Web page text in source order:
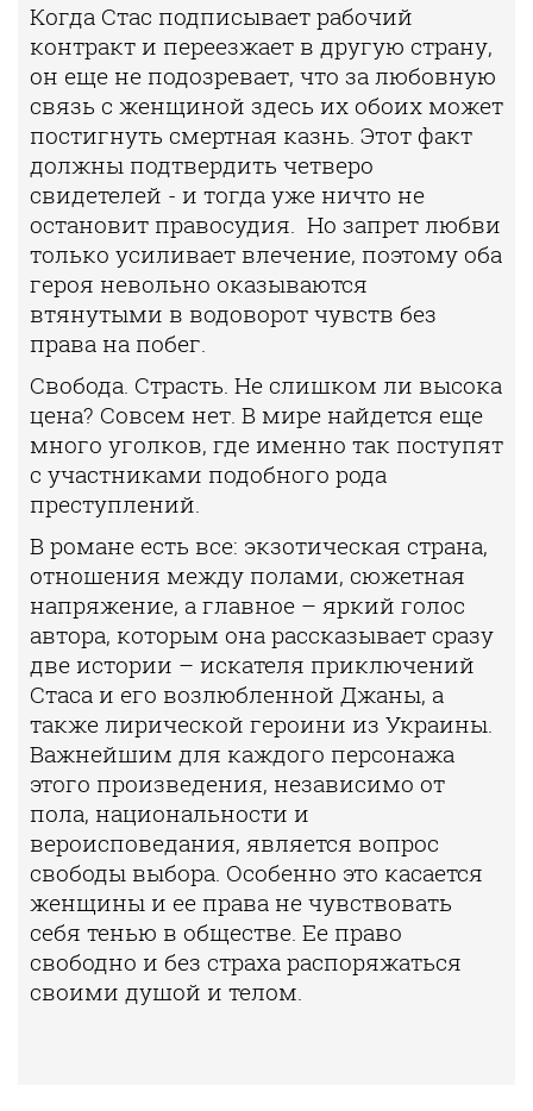
Когда Стас подписывает рабочий
контракт и переезжает в другую страну,
он еще не подозревает, что за любовную
связь с женщиной здесь их обоих может
постигнуть смертная казнь. Этот факт
должны подтвердить четверо
свидетелей - и тогда уже ничто не
остановит правосудия. Но запрет любви
только усиливает влечение, поэтому оба
героя невольно оказываются
втянутыми в водоворот чувств без
права на побег.
Свобода. Страсть. Не слишком ли высока
цена? Совсем нет. В мире найдется еще
много уголков, где именно так поступят
с участниками подобного рода
преступлений.
В романе есть все: экзотическая страна,
отношения между полами, сюжетная
напряжение, а главное – яркий голос
автора, которым она рассказывает сразу
две истории – искателя приключений
Стаса и его возлюбленной Джаны, а
также лирической героини из Украины.
Важнейшим для каждого персонажа
этого произведения, независимо от
пола, национальности и
вероисповедания, является вопрос
свободы выбора. Особенно это касается
женщины и ее права не чувствовать
себя тенью в обществе. Ее право
свободно и без страха распоряжаться
своими душой и телом.